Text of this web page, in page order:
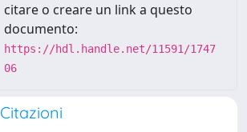
citare o creare un link a questo
documento:
https://hdl.handle.net/11591/1747
06
Citazioni